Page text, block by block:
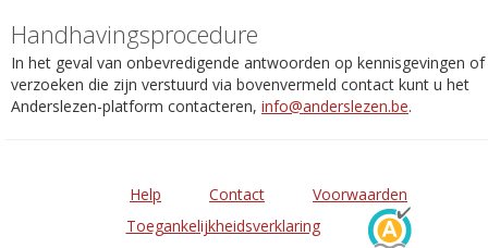
Handhavingsprocedure
In het geval van onbevredigende antwoorden op kennisgevingen of
verzoeken die zijn verstuurd via bovenvermeld contact kunt u het
Anderslezen-platform contacteren, info@anderslezen.be.
Help Contact
Voorwaarden
Toegankelijkheidsverklaring